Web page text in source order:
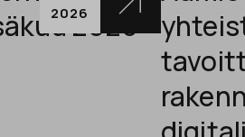
20262026